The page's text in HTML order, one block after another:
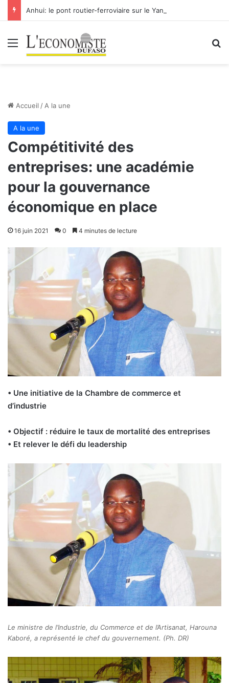
Menu
Accueil / A la une
A la une
Compétitivité des
entreprises: une académie
pour la gouvernance
économique en place
16 juin 2021 0 4 minutes de lecture
• Une initiative de la Chambre de commerce et
d’industrie
• Objectif : réduire le taux de mortalité des entreprises
• Et relever le défi du leadership
Le ministre de l’Industrie, du Commerce et de l’Artisanat, Harouna
Kaboré, a représenté le chef du gouvernement. (Ph. DR)